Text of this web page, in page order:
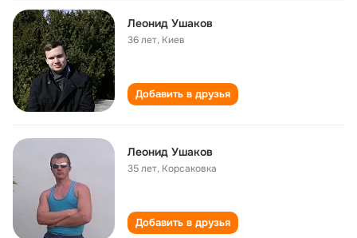
Леонид Ушаков
36 лет, Киев
Добавить в друзья
Леонид Ушаков
35 лет, Корсаковка
Добавить в друзья